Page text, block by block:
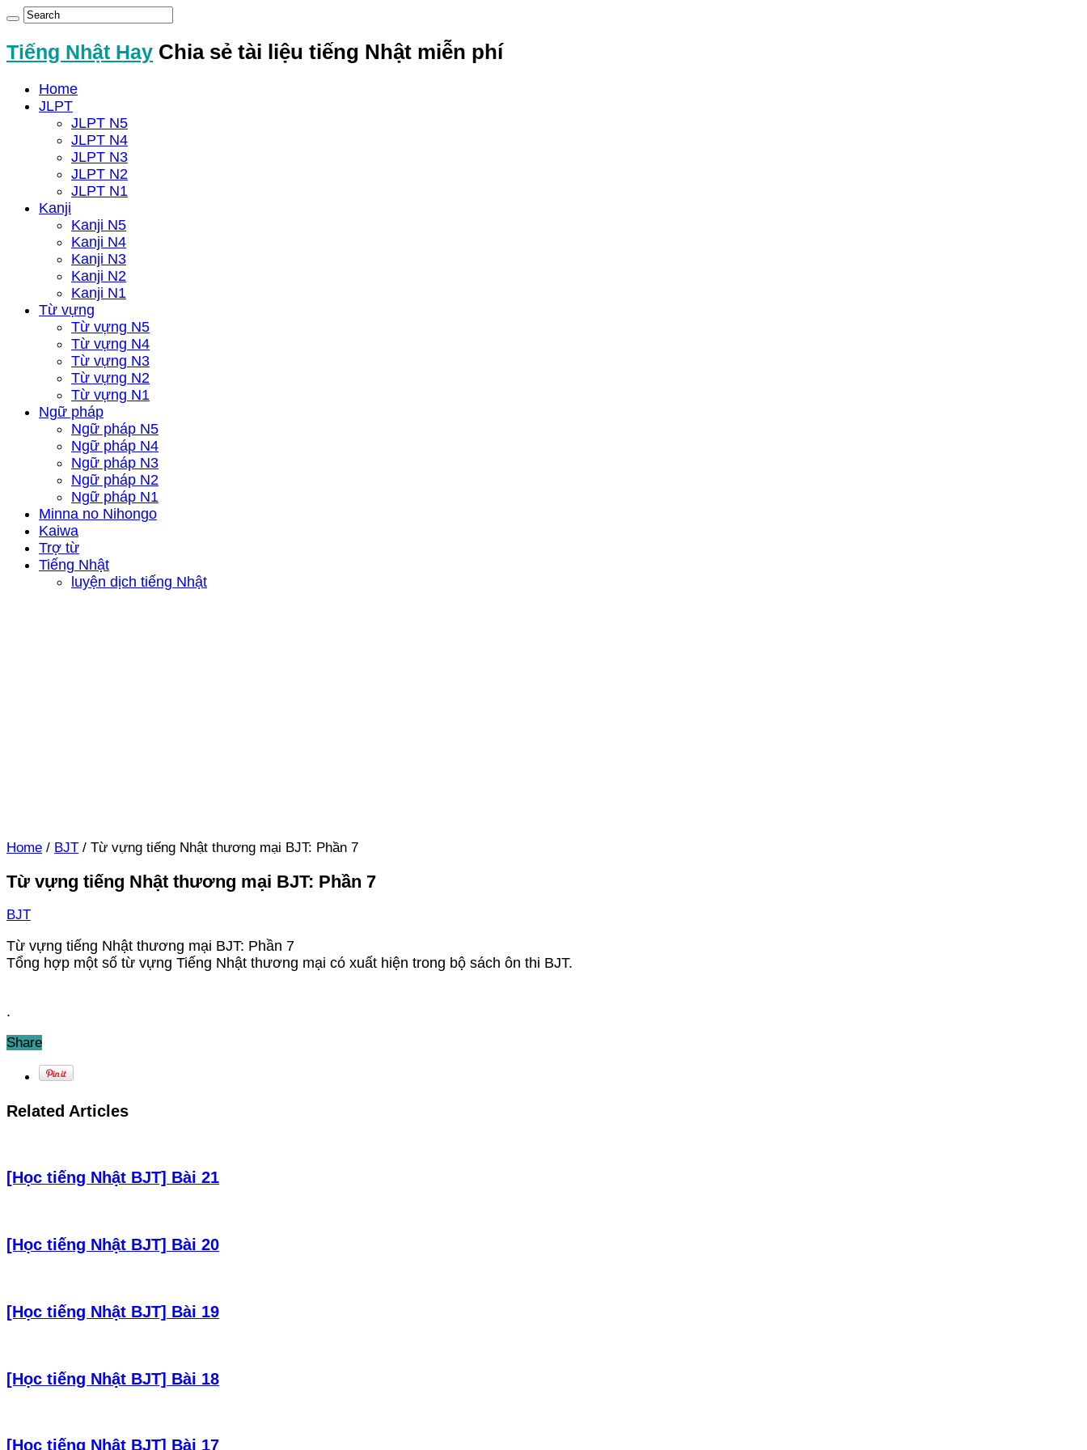
Tiếng Nhật Hay Chia sẻ tài liệu tiếng Nhật miễn phí
Home
JLPT
JLPT N5
JLPT N4
JLPT N3
JLPT N2
JLPT N1
Kanji
Kanji N5
Kanji N4
Kanji N3
Kanji N2
Kanji N1
Từ vựng
Từ vựng N5
Từ vựng N4
Từ vựng N3
Từ vựng N2
Từ vựng N1
Ngữ pháp
Ngữ pháp N5
Ngữ pháp N4
Ngữ pháp N3
Ngữ pháp N2
Ngữ pháp N1
Minna no Nihongo
Kaiwa
Trợ từ
Tiếng Nhật
luyện dịch tiếng Nhật
Home / BJT / Từ vựng tiếng Nhật thương mại BJT: Phần 7
Từ vựng tiếng Nhật thương mại BJT: Phần 7
BJT
Từ vựng tiếng Nhật thương mại BJT: Phần 7
Tổng hợp một số từ vựng Tiếng Nhật thương mại có xuất hiện trong bộ sách ôn thi BJT.
.
Share
Related Articles
[Học tiếng Nhật BJT] Bài 21
[Học tiếng Nhật BJT] Bài 20
[Học tiếng Nhật BJT] Bài 19
[Học tiếng Nhật BJT] Bài 18
[Học tiếng Nhật BJT] Bài 17